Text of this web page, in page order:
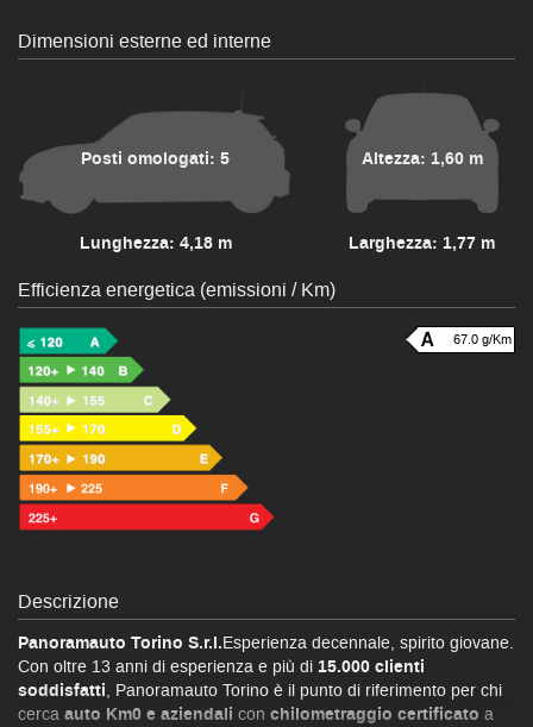
Dimensioni esterne ed interne
Posti omologati: 5
Lunghezza: 4,18 m
Altezza: 1,60 m
Larghezza: 1,77 m
Efficienza energetica (emissioni / Km)
67.0 g/Km
Descrizione
Panoramauto Torino S.r.l.Esperienza decennale, spirito giovane.
Con oltre 13 anni di esperienza e più di 15.000 clienti
soddisfatti, Panoramauto Torino è il punto di riferimento per chi
cerca auto Km0 e aziendali con chilometraggio certificato a